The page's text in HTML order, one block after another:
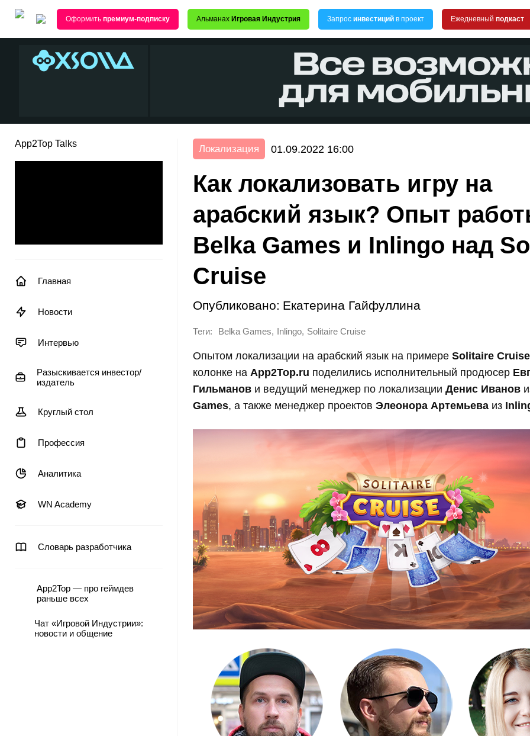
Оформить премиум-подписку Альманах Игровая Индустрия Запрос инвестиций в проект Ежедневный подкаст
App2Top Talks
Главная
Новости
Интервью
Разыскивается инвестор/
издатель
Круглый стол
Профессия
Аналитика
WN Academy
Словарь разработчика
App2Top — про геймдев
раньше всех
Чат «Игровой Индустрии»:
новости и общение
Локализация 01.09.2022 16:00
Как локализовать игру на
арабский язык? Опыт
Belka Games и Inlingo над
Cruise
Опубликовано: Екатерина Гайфуллина
Теги: Belka Games, Inlingo, Solitaire Cruise
Опытом локализации на арабский язык на примере Solitaire Cruise
колонке на App2Top.ru поделились исполнительный продюсер
Гильманов и ведущий менеджер по локализации Денис Иванов
Games, а также менеджер проектов Элеонора Артемьева из